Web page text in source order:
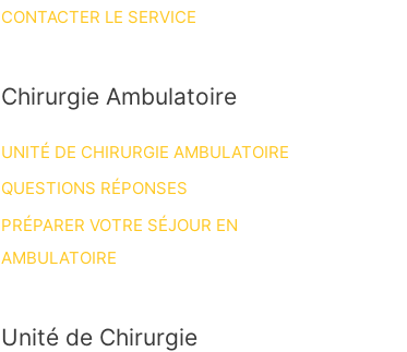
CONTACTER LE SERVICE
Chirurgie Ambulatoire
UNITÉ DE CHIRURGIE AMBULATOIRE
QUESTIONS RÉPONSES
PRÉPARER VOTRE SÉJOUR EN
AMBULATOIRE
Unité de Chirurgie